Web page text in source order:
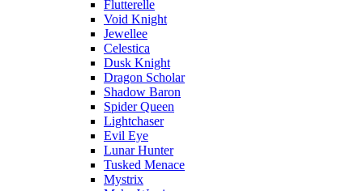
Flutterelle
Void Knight
Jewellee
Celestica
Dusk Knight
Dragon Scholar
Shadow Baron
Spider Queen
Lightchaser
Evil Eye
Lunar Hunter
Tusked Menace
Mystrix